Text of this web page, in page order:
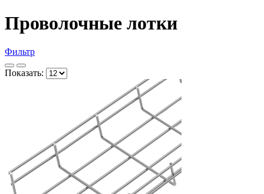
Проволочные лотки
Фильтр
Показать: